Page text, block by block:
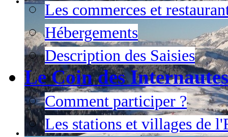
Les commerces et
Hébergements
Description des Saisies
Le Coin des Internautes
Comment participer ?
Les stations et villages de